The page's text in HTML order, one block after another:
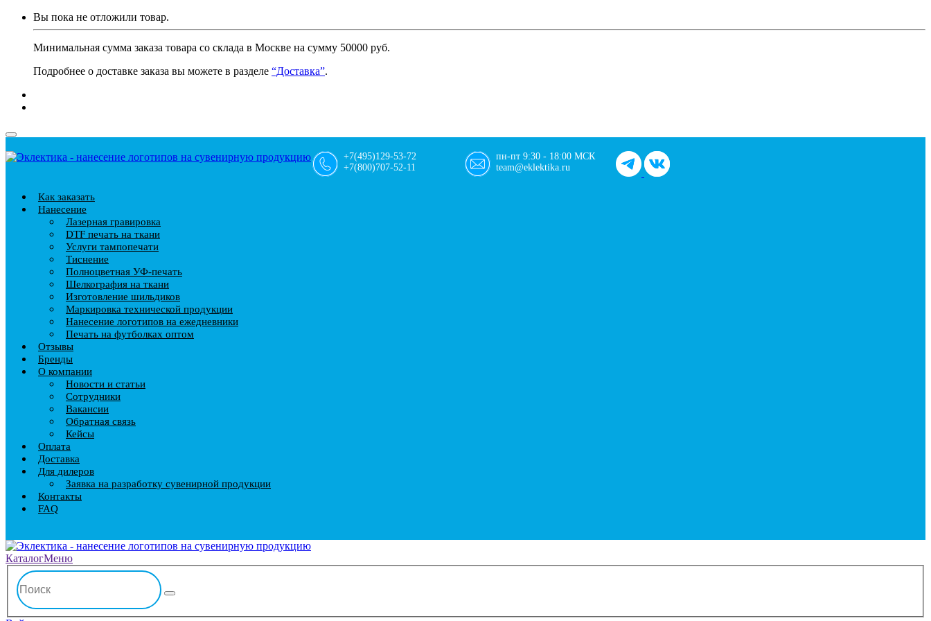
Вы пока не отложили товар.
Минимальная сумма заказа товара со склада в Москве на сумму 50000 руб.
Подробнее о доставке заказа вы можете в разделе “Доставка”.
+7(495)129-53-72
+7(800)707-52-11
пн-пт 9:30 - 18:00 МСК
team@eklektika.ru
Как заказать
Нанесение
Лазерная гравировка
DTF печать на ткани
Услуги тампопечати
Тиснение
Полноцветная УФ-печать
Шелкография на ткани
Изготовление шильдиков
Маркировка технической продукции
Нанесение логотипов на ежедневники
Печать на футболках оптом
Отзывы
Бренды
О компании
Новости и статьи
Сотрудники
Вакансии
Обратная связь
Кейсы
Оплата
Доставка
Для дилеров
Заявка на разработку сувенирной продукции
Контакты
FAQ
КаталогМеню